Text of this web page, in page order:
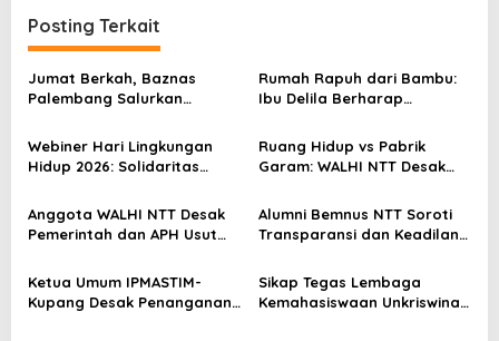
a
s
i
o
s
Posting Terkait
Jumat Berkah, Baznas
Palembang Salurkan
Kertapati
Rumah Rapuh dari Bambu:
Ibu Delila Berharap
Dinas Sosial
Webiner Hari Lingkungan
Hidup 2026: Solidaritas
Soroti Dampak Krisis Iklim
dan Ruang hidup di NTT
Ruang Hidup vs Pabrik
Garam: WALHI NTT Desak
Ndao Berubah Permanen
Anggota WALHI NTT Desak
Pemerintah dan APH Usut
Kayu Sonokeling Ilegal di
TTU
Alumni Bemnus NTT Soroti
Transparansi dan Keadilan
Kekerasan Seksual di
Unkriswina Sumba
Ketua Umum IPMASTIM-
Kupang Desak Penanganan
Sikap Tegas Lembaga
Kemahasiswaan Unkriswina